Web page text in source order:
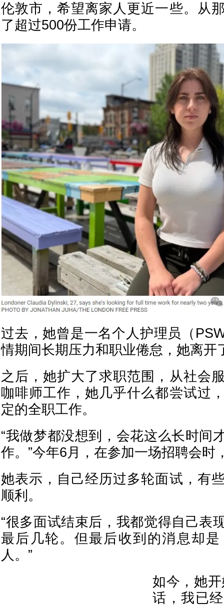
伦敦市，希望离家人更近一些。从
了超过500份工作申请。
过去，她曾是一名个人护理员（
情期间长期压力和职业倦怠，她离开
之后，她扩大了求职范围，从社会
咖啡师工作，她几乎什么都尝试过
定的全职工作。
“我做梦都没想到，会花这么长时间
作。”今年6月，在参加一场招聘会时
她表示，自己经历过多轮面试，有
顺利。
“很多面试结束后，我都觉得自己表
最后几轮。但最后收到的消息却
人。”
如今，她
话，我已